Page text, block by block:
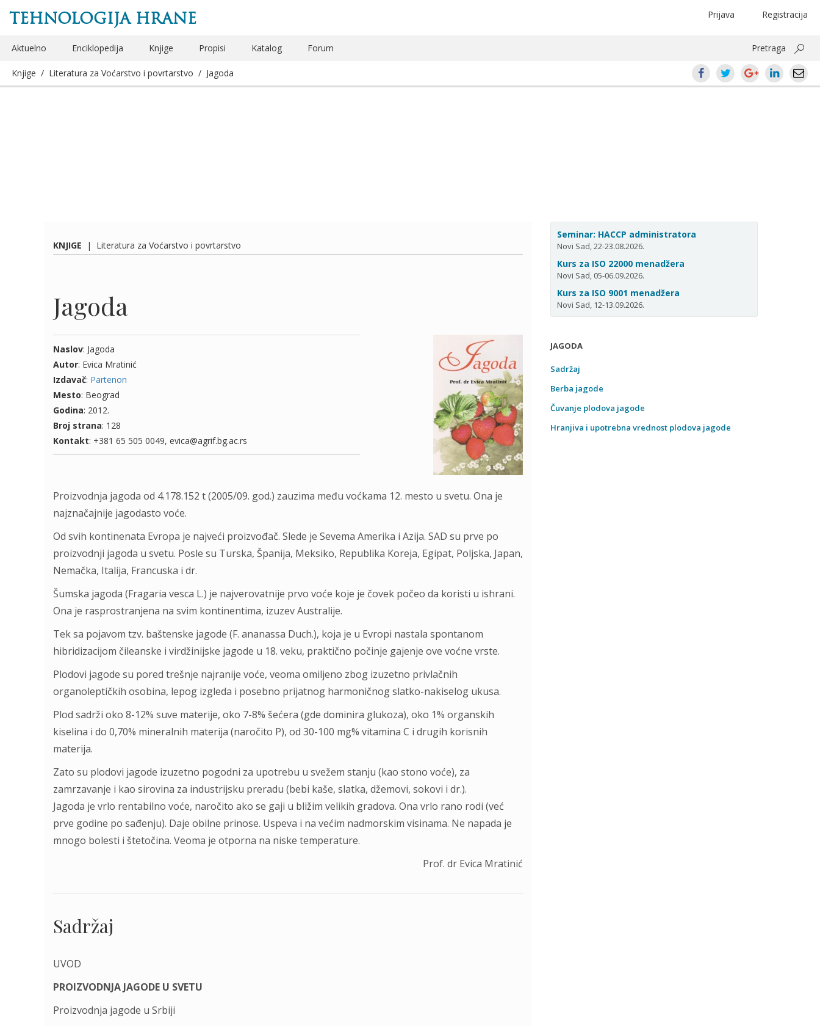
TEHNOLOGIJA HRANE Registracija
Prijava
Aktuelno Enciklopedija Knjige Propisi Katalog Forum Pretraga
Knjige / Literatura za Voćarstvo i povrtarstvo / Jagoda
KNJIGE | Literatura za Voćarstvo i povrtarstvo
Jagoda
Naslov: Jagoda
Autor: Evica Mratinić
Izdavač: Partenon
Mesto: Beograd
Godina: 2012.
Broj strana: 128
Kontakt: +381 65 505 0049, evica@agrif.bg.ac.rs
Proizvodnja jagoda od 4.178.152 t (2005/09. god.) zauzima među voćkama 12. mesto u svetu. Ona je
najznačajnije jagodasto voće.
Od svih kontinenata Evropa je najveći proizvođač. Slede je Sevema Amerika i Azija. SAD su prve po
proizvodnji jagoda u svetu. Posle su Turska, Španija, Meksiko, Republika Koreja, Egipat, Poljska, Japan,
Nemačka, Italija, Francuska i dr.
Šumska jagoda (Fragaria vesca L.) je najverovatnije prvo voće koje je čovek počeo da koristi u ishrani.
Ona je rasprostranjena na svim kontinentima, izuzev Australije.
Tek sa pojavom tzv. baštenske jagode (F. ananassa Duch.), koja je u Evropi nastala spontanom
hibridizacijom čileanske i virdžinijske jagode u 18. veku, praktično počinje gajenje ove voćne vrste.
Plodovi jagode su pored trešnje najranije voće, veoma omiljeno zbog izuzetno privlačnih
organoleptičkih osobina, lepog izgleda i posebno prijatnog harmoničnog slatko-nakiselog ukusa.
Plod sadrži oko 8-12% suve materije, oko 7-8% šećera (gde dominira glukoza), oko 1% organskih
kiselina i do 0,70% mineralnih materija (naročito P), od 30-100 mg% vitamina C i drugih korisnih
materija.
Zato su plodovi jagode izuzetno pogodni za upotrebu u svežem stanju (kao stono voće), za
zamrzavanje i kao sirovina za industrijsku preradu (bebi kaše, slatka, džemovi, sokovi i dr.).
Jagoda je vrlo rentabilno voće, naročito ako se gaji u bližim velikih gradova. Ona vrlo rano rodi (već
prve godine po sađenju). Daje obilne prinose. Uspeva i na većim nadmorskim visinama. Ne napada je
mnogo bolesti i štetočina. Veoma je otporna na niske temperature.
Prof. dr Evica Mratinić
Sadržaj
UVOD
PROIZVODNJA JAGODE U SVETU
Proizvodnja jagode u Srbiji
Seminar: HACCP administratora
Novi Sad, 22-23.08.2026.
Kurs za ISO 22000 menadžera
Novi Sad, 05-06.09.2026.
Kurs za ISO 9001 menadžera
Novi Sad, 12-13.09.2026.
JAGODA
Sadržaj
Berba jagode
Čuvanje plodova jagode
Hranjiva i upotrebna vrednost plodova jagode